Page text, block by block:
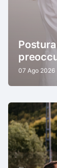
07 Ago 2026